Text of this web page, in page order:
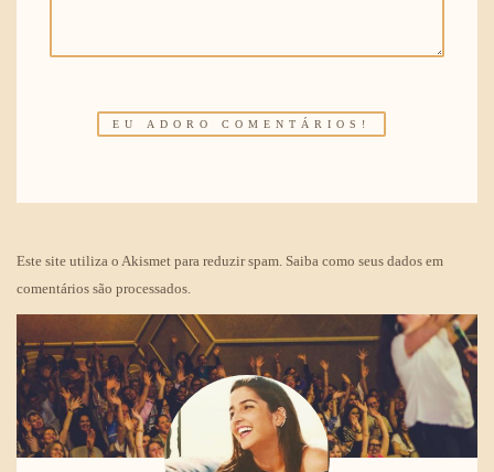
Este site utiliza o Akismet para reduzir spam. Saiba como seus dados em
comentários são processados